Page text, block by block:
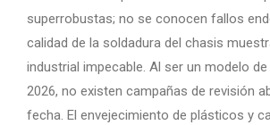
superrobustas; no se conocen fallos
calidad de la soldadura del chasis
industrial impecable. Al ser un modelo
2026, no existen campañas de revisión
fecha. El envejecimiento de plásticos y